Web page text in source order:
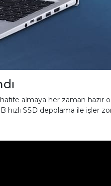
almaya her zaman hazır
hızlı SSD depolama ile işler